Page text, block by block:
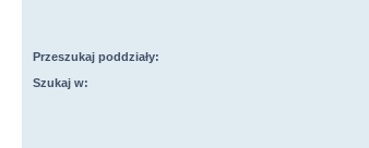
Przeszukaj poddziały:
Szukaj w: